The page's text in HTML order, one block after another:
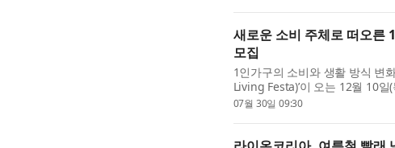
새로운 소비 주체로 떠오른
모집
1인가구의 소비와 생활 방식 변
Living Festa)’이 오는 12월 10
시장에서 열린다. ‘LIFE, BY ME!
07월 30일 09:30